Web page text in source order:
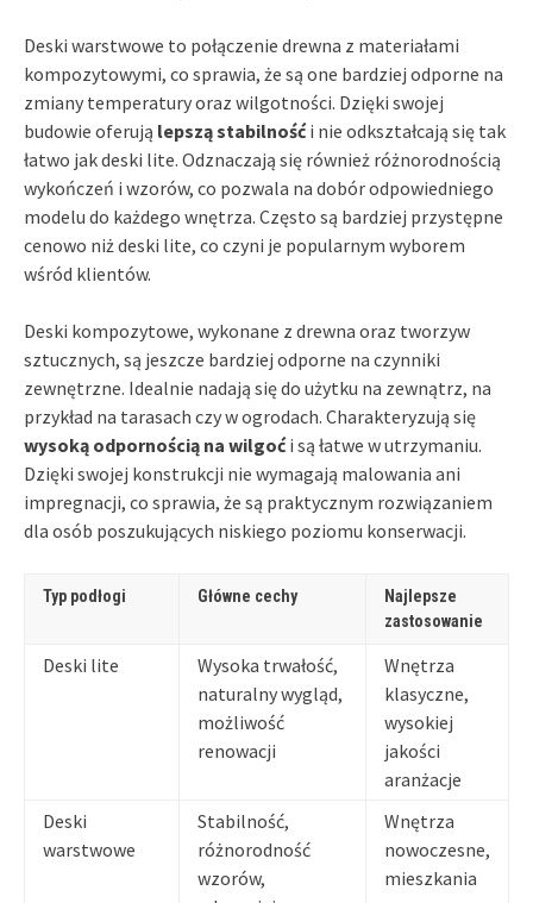
Deski warstwowe to połączenie drewna z materiałami
kompozytowymi, co sprawia, że są one bardziej odporne na
zmiany temperatury oraz wilgotności. Dzięki swojej
budowie oferują lepszą stabilnośći nie odkształcają się tak
łatwo jak deski lite. Odznaczają się również różnorodnością
wykończeń i wzorów, co pozwala na dobór odpowiedniego
modelu do każdego wnętrza. Często są bardziej przystępne
cenowo niż deski lite, co czyni je popularnym wyborem
wśród klientów.
Deski kompozytowe, wykonane z drewna oraz tworzyw
sztucznych, są jeszcze bardziej odporne na czynniki
zewnętrzne. Idealnie nadają się do użytku na zewnątrz, na
przykład na tarasach czy w ogrodach. Charakteryzują się
wysoką odpornością na wilgoći są łatwe w utrzymaniu.
Dzięki swojej konstrukcji nie wymagają malowania ani
impregnacji, co sprawia, że są praktycznym rozwiązaniem
dla osób poszukujących niskiego poziomu konserwacji.
Typ podłogi Główne cechy
Najlepsze
zastosowanie
Deski lite
Wysoka trwałość,
naturalny wygląd,
możliwość
renowacji
Wnętrza
klasyczne,
wysokiej
jakości
aranżacje
Deski
warstwowe
Stabilność,
różnorodność
wzorów,
Wnętrza
nowoczesne,
mieszkania